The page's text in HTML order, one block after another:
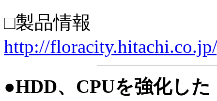
□製品情報
http://
●HDD、CPUを強化し